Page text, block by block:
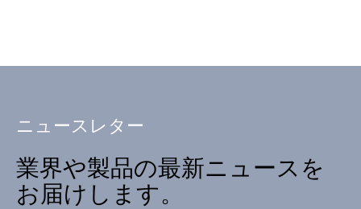
ニュースレター
業界や製品の最新ニュースを
お届けします。